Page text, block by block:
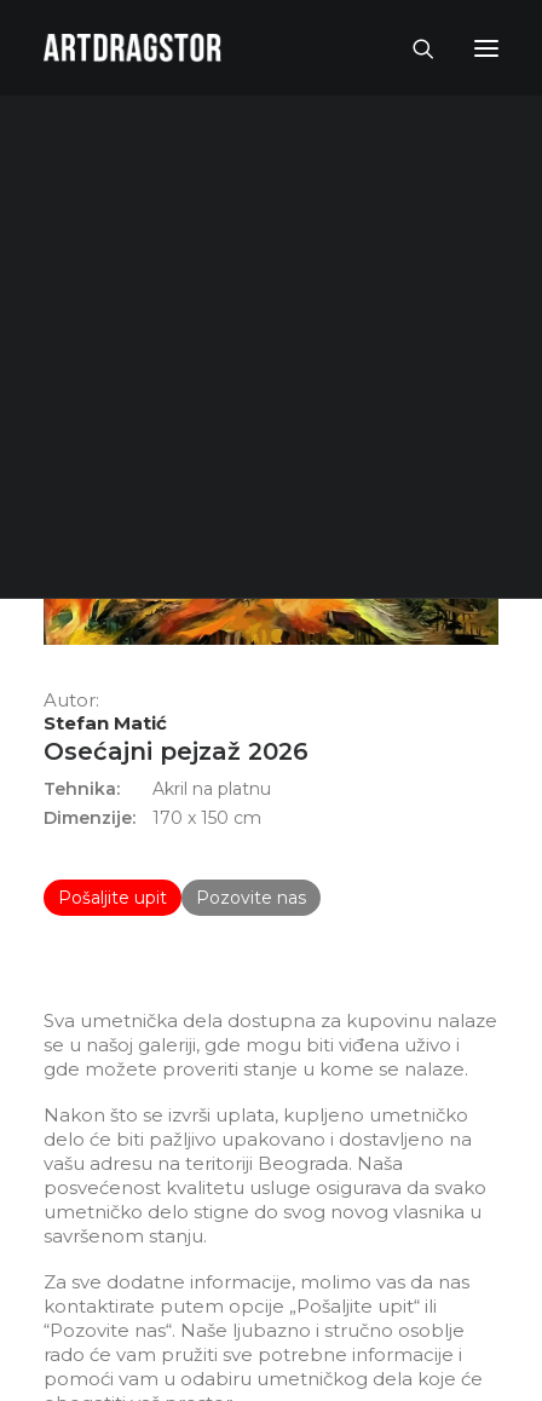
Autor:
Stefan Matić
Osećajni pejzaž 2026
Tehnika:
Akril na platnu
Dimenzije:
170 x 150 cm
Pošaljite upit Pozovite nas
Sva umetnička dela dostupna za kupovinu nalaze
se u našoj galeriji, gde mogu biti viđena uživo i
gde možete proveriti stanje u kome se nalaze.
Nakon što se izvrši uplata, kupljeno umetničko
delo će biti pažljivo upakovano i dostavljeno na
vašu adresu na teritoriji Beograda. Naša
posvećenost kvalitetu usluge osigurava da svako
umetničko delo stigne do svog novog vlasnika u
savršenom stanju.
Za sve dodatne informacije, molimo vas da nas
kontaktirate putem opcije „Pošaljite upit“ ili
“Pozovite nas“. Naše ljubazno i stručno osoblje
rado će vam pružiti sve potrebne informacije i
pomoći vam u odabiru umetničkog dela koje će